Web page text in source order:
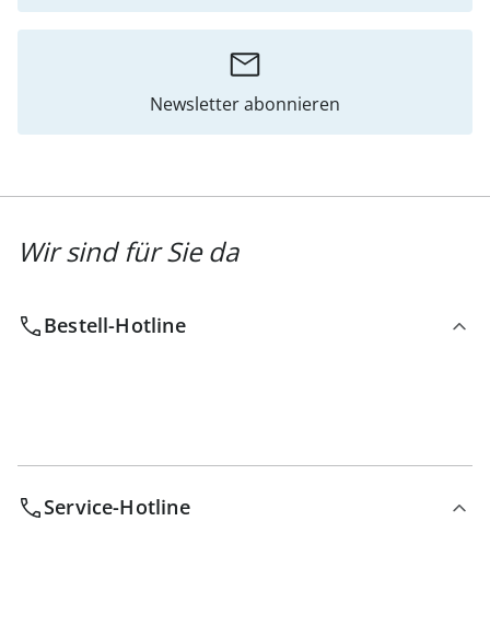
Newsletter abonnieren
Wir sind für Sie da
Bestell-Hotline
Service-Hotline